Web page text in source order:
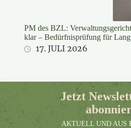
PM des BZL:
klar – Bedürfnisprüfung für
rechtswidrig
17. JULI 2026
Jetzt
AKTUELL UND AUS